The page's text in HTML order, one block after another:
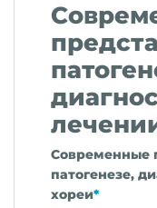
Современные
патогенезе,
хореи*